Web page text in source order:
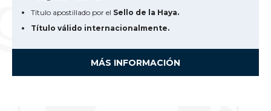
Título apostillado por el Sello de la Haya.
Título válido internacionalmente.
MÁS INFORMACIÓN